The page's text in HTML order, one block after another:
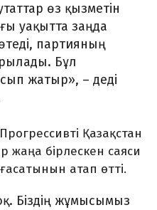
өз қызметін
уақытта заңда
партияның
Бұл
жатыр», – деді
Қазақстан
жаңа бірлескен саяси
атап өтті.
Біздің жұмысымыз